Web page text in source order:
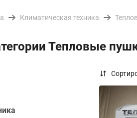
Климатическая техника
Тепловые